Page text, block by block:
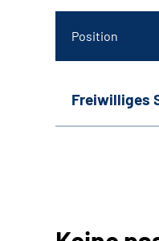
Position
Freiwilliges